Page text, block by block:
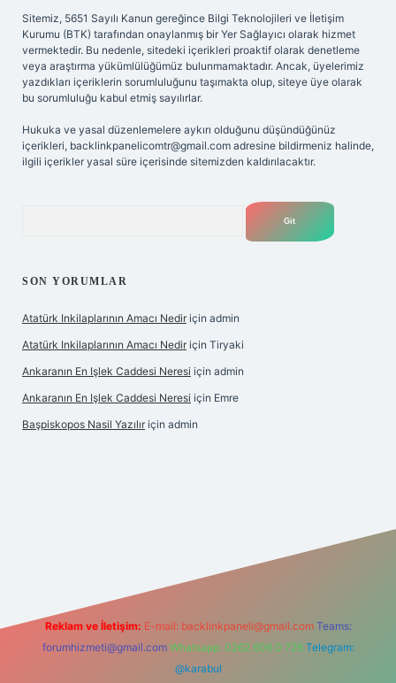
Sitemiz, 5651 Sayılı Kanun gereğince Bilgi Teknolojileri ve İletişim
Kurumu (BTK) tarafından onaylanmış bir Yer Sağlayıcı olarak hizmet
vermektedir. Bu nedenle, sitedeki içerikleri proaktif olarak denetleme
veya araştırma yükümlülüğümüz bulunmamaktadır. Ancak, üyelerimiz
yazdıkları içeriklerin sorumluluğunu taşımakta olup, siteye üye olarak
bu sorumluluğu kabul etmiş sayılırlar.
Hukuka ve yasal düzenlemelere aykırı olduğunu düşündüğünüz
içerikleri, backlinkpanelicomtr@gmail.com adresine bildirmeniz halinde,
ilgili içerikler yasal süre içerisinde sitemizden kaldırılacaktır.
SON YORUMLAR
Atatürk Inkilaplarının Amacı Nedir için admin
Atatürk Inkilaplarının Amacı Nedir için Tiryaki
Ankaranın En Işlek Caddesi Neresi için admin
Ankaranın En Işlek Caddesi Neresi için Emre
Başpiskopos Nasil Yazılır için admin
Reklam ve İletişim: E-mail: backlinkpaneli@gmail.com Teams:
forumhizmeti@gmail.com Whatsapp: 0262 606 0 726 Telegram:
@karabul